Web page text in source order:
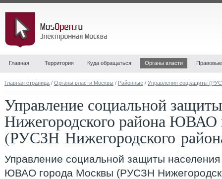
Главная Территория Куда обращаться Органы власти
Главная страница / Органы власти Москвы / Районные / Управления соцзащиты
Управление социальной
Нижегородского района
(РУСЗН Нижегородского
Управление социальной защиты
ЮВАО города Москвы (РУСЗН